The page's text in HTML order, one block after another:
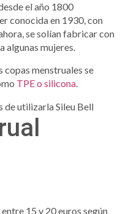
el año 1800
conocida en 1930, con
se solían fabricar con
algunas mujeres.
copas menstruales se
TPE o silicona
15 y 20 euros según